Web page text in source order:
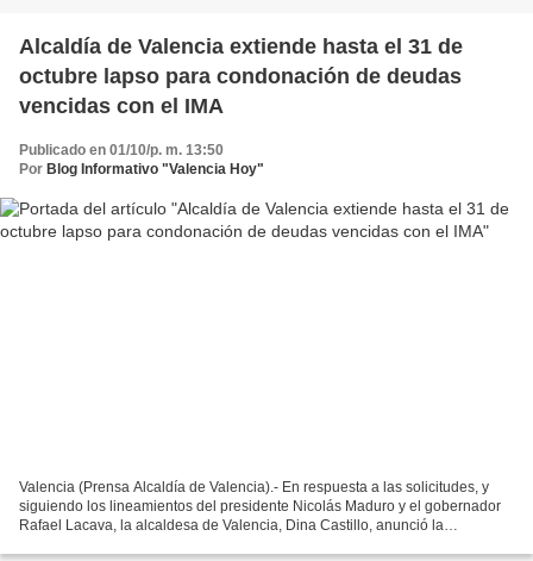
Alcaldía de Valencia extiende hasta el 31 de
octubre lapso para condonación de deudas
vencidas con el IMA
Publicado en 01/10/p. m. 13:50
Por Blog Informativo "Valencia Hoy"
Valencia (Prensa Alcaldía de Valencia).- En respuesta a las solicitudes, y
siguiendo los lineamientos del presidente Nicolás Maduro y el gobernador
Rafael Lacava, la alcaldesa de Valencia, Dina Castillo, anunció la